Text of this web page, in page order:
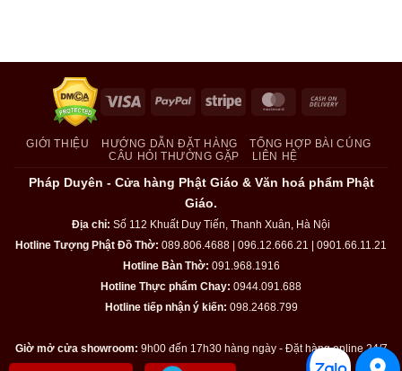
Visa PayPal Stripe MasterCard
Delivery
GIỚI THIỆU HƯỚNG DẪN ĐẶT HÀNG
TỔNG HỢP BÀI CÚNG
CÂU HỎI THƯỜNG GẶP
LIÊN HỆ
Pháp Duyên - Cửa hàng Phật Giáo & Văn hoá phẩm Phật
Giáo.
Địa chỉ: Số 112 Khuất Duy Tiến, Thanh Xuân, Hà Nội
Hotline Tượng Phật Đồ Thờ: 089.806.4688 | 096.12.666.21 | 0901.66.11.21
Hotline Bàn Thờ: 091.968.1916
Hotline Thực phẩm Chay: 0944.091.688
Hotline tiếp nhận ý kiến: 098.2468.799
Giờ mở cửa showroom: 9h00 đến 17h30 hàng ngày - Đặt hàng online 24/7